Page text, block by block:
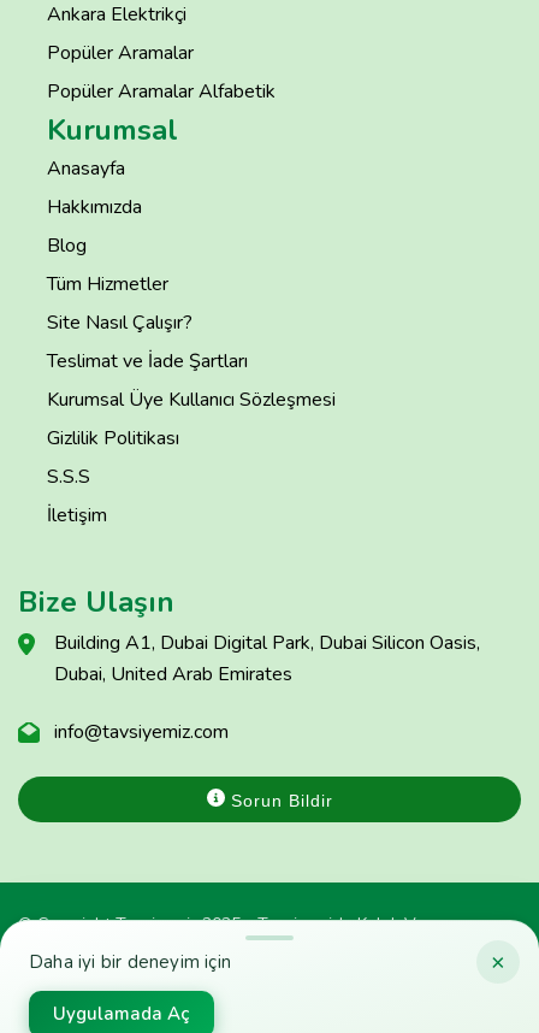
×
Daha iyi bir deneyim için
Uygulamada Aç
Ankara Elektrikçi
Popüler Aramalar
Popüler Aramalar Alfabetik
Kurumsal
Anasayfa
Hakkımızda
Blog
Tüm Hizmetler
Site Nasıl Çalışır?
Teslimat ve İade Şartları
Kurumsal Üye Kullanıcı Sözleşmesi
Gizlilik Politikası
S.S.S
İletişim
Bize Ulaşın
Building A1, Dubai Digital Park, Dubai Silicon Oasis,
Dubai, United Arab Emirates
info@tavsiyemiz.com
Sorun Bildir
© Copyright Tavsiyemiz 2025 - Tavsiyemiz'e Kulak Ver